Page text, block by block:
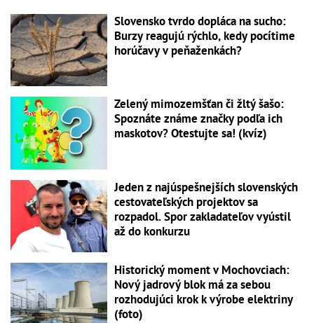
Slovensko tvrdo dopláca na sucho:
Burzy reagujú rýchlo, kedy pocítime
horúčavy v peňaženkách?
Zelený mimozemšťan či žltý šašo:
Spoznáte známe značky podľa ich
maskotov? Otestujte sa! (kvíz)
Jeden z najúspešnejších slovenských
cestovateľských projektov sa
rozpadol. Spor zakladateľov vyústil
až do konkurzu
Historický moment v Mochovciach:
Nový jadrový blok má za sebou
rozhodujúci krok k výrobe elektriny
(foto)